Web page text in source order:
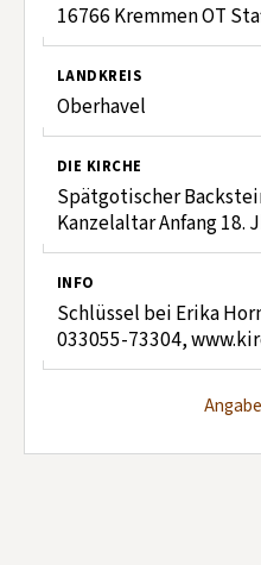
16766 Kremmen OT
LANDKREIS
Oberhavel
DIE KIRCHE
Spätgotischer
Kanzelaltar Anfang 18.
INFO
Schlüssel bei Erika
033055-73304,